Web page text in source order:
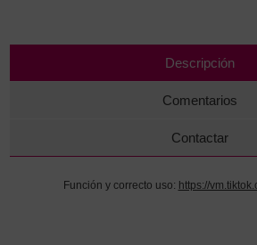
Descripción
Comentarios
Contactar
Función y correcto uso: https://